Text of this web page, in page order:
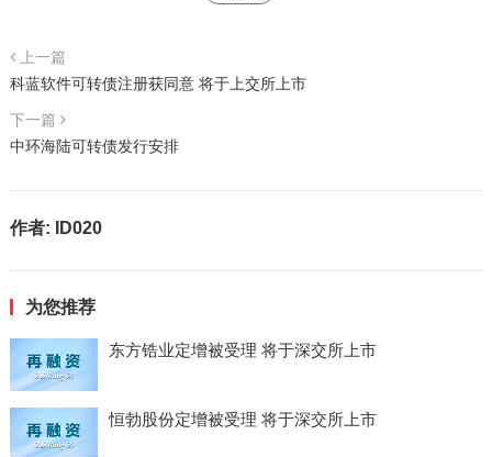
上一篇
科蓝软件可转债注册获同意 将于上交所上市
下一篇
中环海陆可转债发行安排
作者: ID020
为您推荐
东方锆业定增被受理 将于深交所上市
恒勃股份定增被受理 将于深交所上市